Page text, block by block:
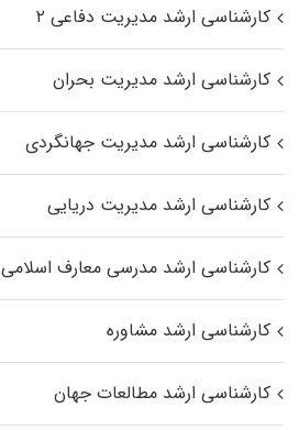
کارشناسی ارشد مدیریت دفاعی ۲
کارشناسی ارشد مدیریت بحران
کارشناسی ارشد مدیریت جهانگردی
کارشناسی ارشد مدیریت دریایی
کارشناسی ارشد مدرسی معارف اسلامی
کارشناسی ارشد مشاوره
کارشناسی ارشد مطالعات جهان